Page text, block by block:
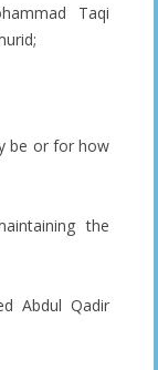
Taqi
be or for how
the
Abdul Qadir